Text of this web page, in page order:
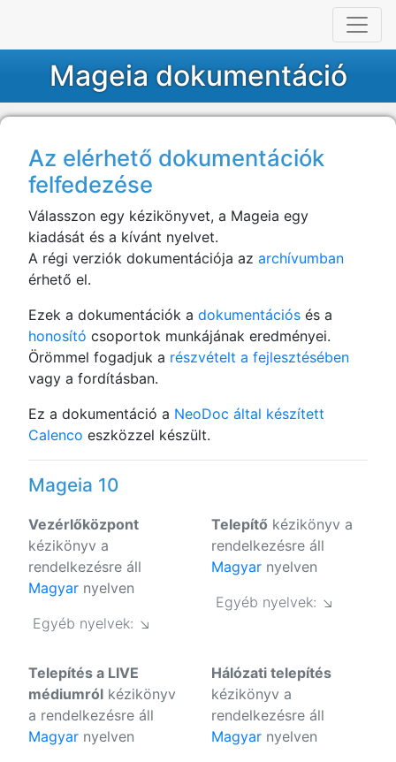
Mageia dokumentáció
Az elérhető dokumentációk
felfedezése
Válasszon egy kézikönyvet, a Mageia egy
kiadását és a kívánt nyelvet.
A régi verziók dokumentációja az archívumban
érhető el.
Ezek a dokumentációk a dokumentációs és a
honosító csoportok munkájának eredményei.
Örömmel fogadjuk a részvételt a fejlesztésében
vagy a fordításban.
Ez a dokumentáció a NeoDoc által készített
Calenco eszközzel készült.
Mageia 10
Vezérlőközpont
kézikönyv a
rendelkezésre áll
Magyar nyelven
Egyéb nyelvek: ↘
Telepítő kézikönyv a
rendelkezésre áll
Magyar nyelven
Egyéb nyelvek: ↘
Telepítés a LIVE
médiumról kézikönyv
a rendelkezésre áll
Magyar nyelven
Hálózati telepítés
kézikönyv a
rendelkezésre áll
Magyar nyelven